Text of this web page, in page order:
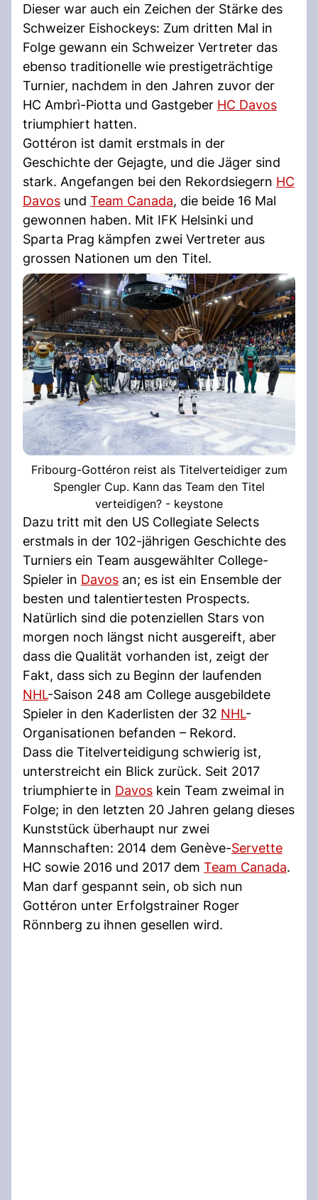
Dieser war auch ein Zeichen der Stärke des
Schweizer Eishockeys: Zum dritten Mal in
Folge gewann ein Schweizer Vertreter das
ebenso traditionelle wie prestigeträchtige
Turnier, nachdem in den Jahren zuvor der
HC Ambrì-Piotta und Gastgeber HC Davos
triumphiert hatten.
Gottéron ist damit erstmals in der
Geschichte der Gejagte, und die Jäger sind
stark. Angefangen bei den Rekordsiegern HC
Davos und Team Canada, die beide 16 Mal
gewonnen haben. Mit IFK Helsinki und
Sparta Prag kämpfen zwei Vertreter aus
grossen Nationen um den Titel.
Fribourg-Gottéron reist als Titelverteidiger zum
Spengler Cup. Kann das Team den Titel
verteidigen? - keystone
Dazu tritt mit den US Collegiate Selects
erstmals in der 102-jährigen Geschichte des
Turniers ein Team ausgewählter College-
Spieler in Davos an; es ist ein Ensemble der
besten und talentiertesten Prospects.
Natürlich sind die potenziellen Stars von
morgen noch längst nicht ausgereift, aber
dass die Qualität vorhanden ist, zeigt der
Fakt, dass sich zu Beginn der laufenden
NHL-Saison 248 am College ausgebildete
Spieler in den Kaderlisten der 32 NHL-
Organisationen befanden – Rekord.
Dass die Titelverteidigung schwierig ist,
unterstreicht ein Blick zurück. Seit 2017
triumphierte in Davos kein Team zweimal in
Folge; in den letzten 20 Jahren gelang dieses
Kunststück überhaupt nur zwei
Mannschaften: 2014 dem Genève-Servette
HC sowie 2016 und 2017 dem Team Canada.
Man darf gespannt sein, ob sich nun
Gottéron unter Erfolgstrainer Roger
Rönnberg zu ihnen gesellen wird.